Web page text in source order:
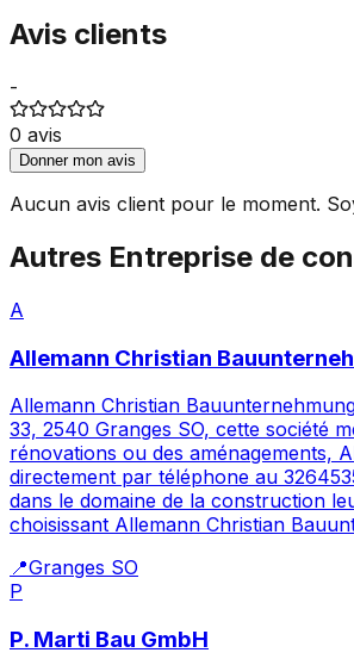
Avis clients
-
0 avis
Donner mon avis
Aucun avis client pour le moment.
Autres Entreprise de
A
Allemann Christian
Allemann Christian
33, 2540 Granges SO, cette société
rénovations ou des aménagements,
directement par téléphone au
dans le domaine de la construction
choisissant Allemann Christian
📍Granges SO
P
P. Marti Bau GmbH